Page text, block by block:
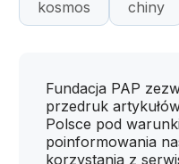
kosmos chiny
Fundacja PAP
przedruk
Polsce pod
poinformowania
korzystania z